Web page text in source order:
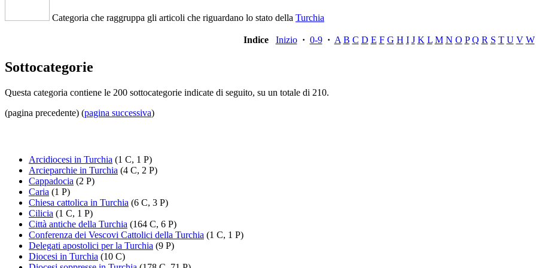
Categoria che raggruppa gli articoli che riguardano lo stato della Turchia
Indice Inizio · 0-9 · A B C D E F G H I J K L M N O P Q R S T U V W
Sottocategorie
Questa categoria contiene le 200 sottocategorie indicate di seguito, su un totale di 210.
(pagina precedente) (pagina successiva)
Arcidiocesi in Turchia (1 C, 1 P)
Arcieparchie in Turchia (4 C, 2 P)
Cappadocia (2 P)
Caria (1 P)
Chiesa cattolica in Turchia (6 C, 3 P)
Cilicia (1 C, 1 P)
Città antiche della Turchia (164 C, 6 P)
Conferenza dei Vescovi Cattolici della Turchia (1 C, 1 P)
Delegati apostolici per la Turchia (9 P)
Diocesi in Turchia (10 C)